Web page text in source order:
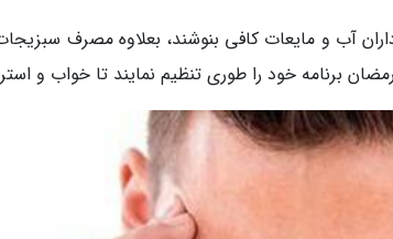
آب و مایعات کافی بنوشند، بعلاوه مصرف
برنامه خود را طوری تنظیم نمایند تا خواب و